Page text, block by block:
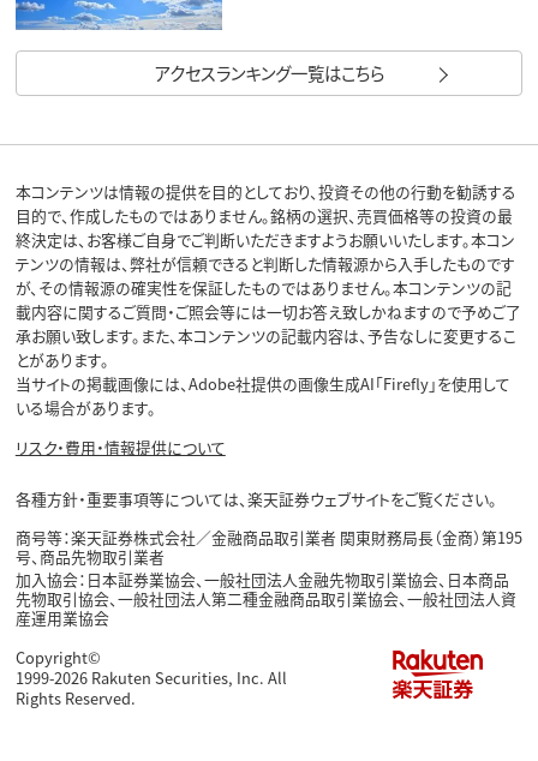
アクセスランキング一覧はこちら
本コンテンツは情報の提供を目的としており、投資その他の行動を勧誘する
目的で、作成したものではありません。銘柄の選択、売買価格等の投資の最
終決定は、お客様ご自身でご判断いただきますようお願いいたします。本コン
テンツの情報は、弊社が信頼できると判断した情報源から入手したものです
が、その情報源の確実性を保証したものではありません。本コンテンツの記
載内容に関するご質問・ご照会等には一切お答え致しかねますので予めご了
承お願い致します。また、本コンテンツの記載内容は、予告なしに変更するこ
とがあります。
当サイトの掲載画像には、Adobe社提供の画像生成AI「Firefly」を使用して
いる場合があります。
リスク・費用・情報提供について
各種方針・重要事項等については、楽天証券ウェブサイトをご覧ください。
商号等：楽天証券株式会社／金融商品取引業者 関東財務局長（金商）第195
号、商品先物取引業者
加入協会：日本証券業協会、一般社団法人金融先物取引業協会、日本商品
先物取引協会、一般社団法人第二種金融商品取引業協会、一般社団法人資
産運用業協会
Copyright©
1999-2026 Rakuten Securities, Inc. All
Rights Reserved.